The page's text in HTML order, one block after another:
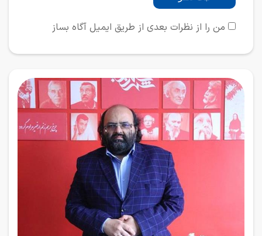
من را از نظرات بعدی از طریق ایمیل آگاه بساز